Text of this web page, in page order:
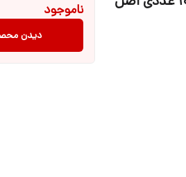
ناموجود
دیدن